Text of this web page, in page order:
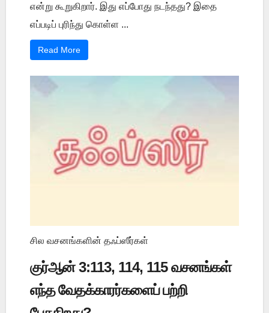
என்று கூறுகிறார். இது எப்போது நடந்தது? இதை
எப்படிப் புரிந்து கொள்ள ...
Read More
சில வசனங்களின் தஃப்ஸீர்கள்
குர்ஆன் 3:113, 114, 115 வசனங்கள்
எந்த வேதக்காரர்களைப் பற்றி